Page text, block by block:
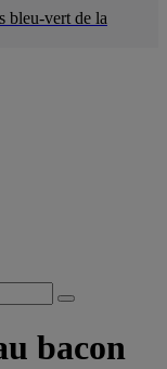
bleu-vert de la
bacon